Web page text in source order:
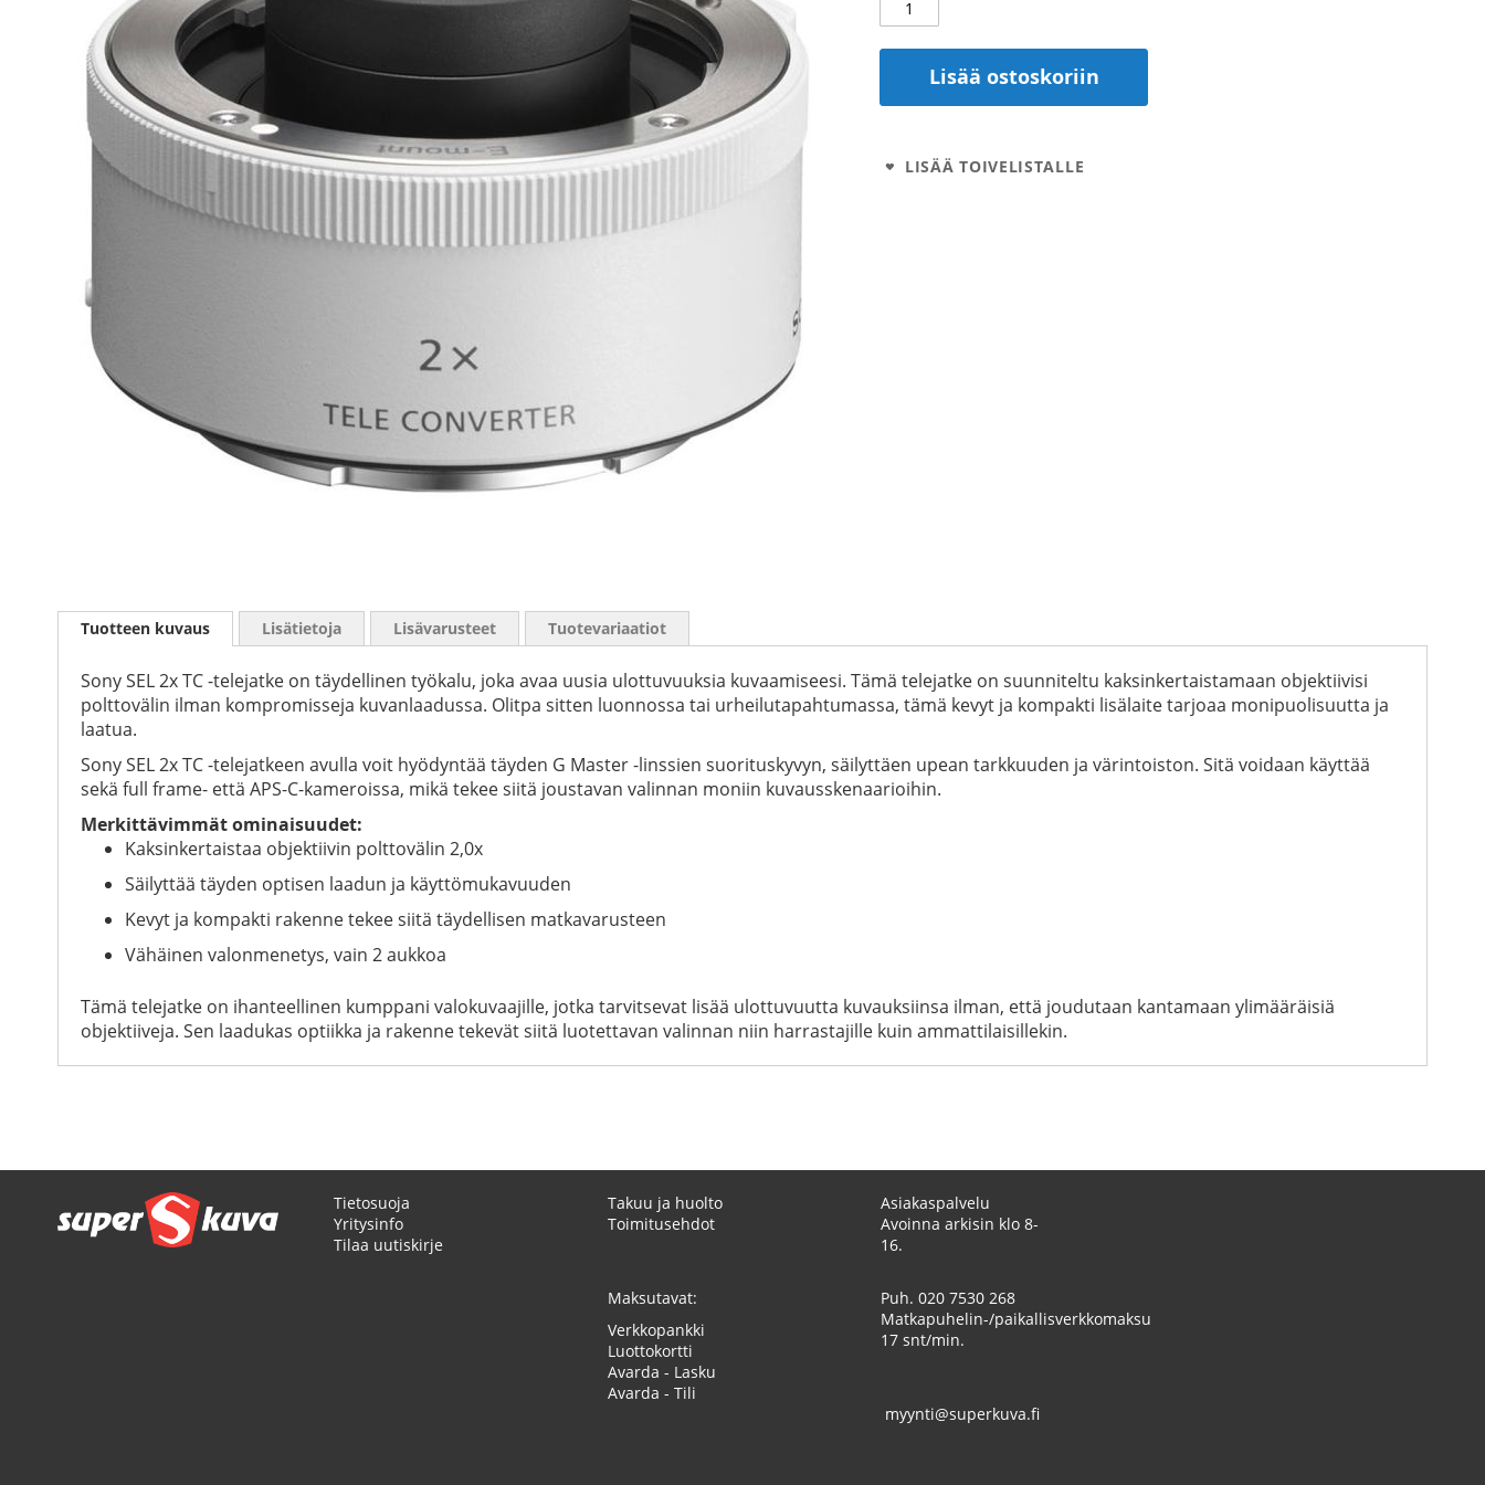
Lisää ostoskoriin
LISÄÄ TOIVELISTALLE
to
images
gallery
Tuotteen kuvaus
Sony SEL 2x TC -telejatke on täydellinen työkalu, joka avaa uusia ulottuvuuksia kuvaamiseesi. Tämä telejatke on suunniteltu kaksinkertaistamaan objektiivisi
polttovälin ilman kompromisseja kuvanlaadussa. Olitpa sitten luonnossa tai urheilutapahtumassa, tämä kevyt ja kompakti lisälaite tarjoaa monipuolisuutta ja
laatua.
Sony SEL 2x TC -telejatkeen avulla voit hyödyntää täyden G Master -linssien suorituskyvyn, säilyttäen upean tarkkuuden ja värintoiston. Sitä voidaan käyttää
sekä full frame- että APS-C-kameroissa, mikä tekee siitä joustavan valinnan moniin kuvausskenaarioihin.
Merkittävimmät ominaisuudet:
Kaksinkertaistaa objektiivin polttovälin 2,0x
Säilyttää täyden optisen laadun ja käyttömukavuuden
Kevyt ja kompakti rakenne tekee siitä täydellisen matkavarusteen
Vähäinen valonmenetys, vain 2 aukkoa
Tämä telejatke on ihanteellinen kumppani valokuvaajille, jotka tarvitsevat lisää ulottuvuutta kuvauksiinsa ilman, että joudutaan kantamaan ylimääräisiä
objektiiveja. Sen laadukas optiikka ja rakenne tekevät siitä luotettavan valinnan niin harrastajille kuin ammattilaisillekin.
Lisätietoja Lisävarusteet Tuotevariaatiot
Tietosuoja
Yritysinfo
Tilaa uutiskirje
Takuu ja huolto
Toimitusehdot
Maksutavat:
Verkkopankki
Luottokortti
Avarda - Lasku
Avarda - Tili
Asiakaspalvelu
Avoinna arkisin klo 8-
16.
Puh. 020 7530 268
Matkapuhelin-/paikallisverkkomaksu
17 snt/min.
myynti@superkuva.fi